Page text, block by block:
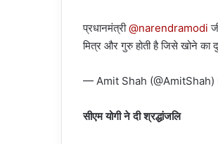
प्रधानमंत्री@narendramodi
मित्र और गुरु होती है जिसे खोने का
— Amit Shah (@AmitShah)
सीएम योगी ने दी श्रद्धांजलि